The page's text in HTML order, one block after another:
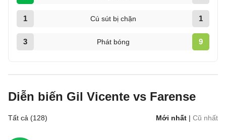
1 Cú sút bị chặn 1
3 Phát bóng 9
Diễn biến Gil Vicente vs Farense
Tất cả (128) Mới nhất | Cũ nhất